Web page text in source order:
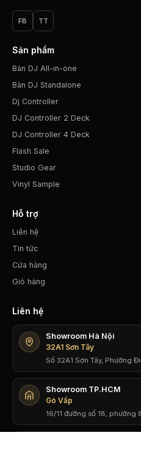
FB TT
Sản phẩm
Bàn DJ All-in-one
Bàn DJ Standalone
Dj Controller
DJ Controller 2 Deck
DJ Controller 4 Deck
Flash Sale
Studio Gear
Vinyl Sample
Hỗ trợ
Liên hệ
Tin tức
Cửa hàng
Giỏ hàng
Liên hệ
Showroom Hà Nội
32A1 Sơn Tây
Số 32A1 Sơn Tây, Phường
Showroom TP.HCM
Gò Vấp
16/11 đường số 18, phường